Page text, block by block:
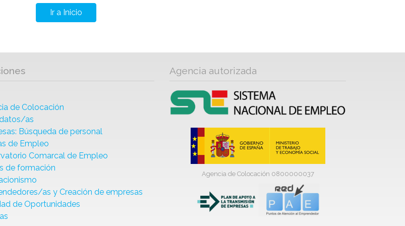
Ir a Inicio
de Colocación
as
Búsqueda de personal
de Empleo
Comarcal de Empleo
de formación
as y Creación de empresas
de Oportunidades
Agencia autorizada
Agencia de Colocación 0800000037